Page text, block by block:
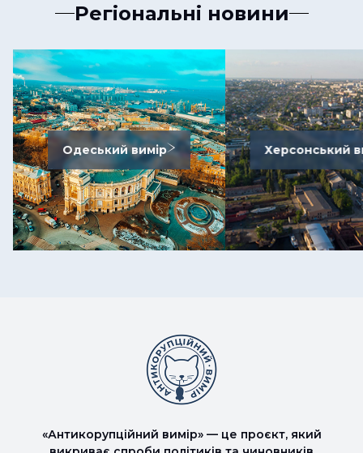
Регіональні новини
Одеський вимір Херсонський
«Антикорупційний вимір» — це проєкт, який